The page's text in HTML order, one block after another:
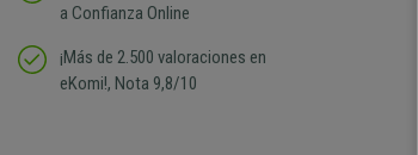
a Confianza Online
¡Más de 2.500 valoraciones en
eKomi!, Nota 9,8/10